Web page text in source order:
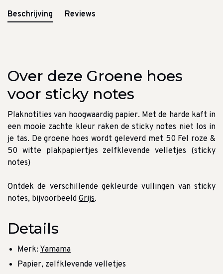
Beschrijving Reviews
Over deze Groene hoes
voor sticky notes
Plaknotities van hoogwaardig papier. Met de harde kaft in
een mooie zachte kleur raken de sticky notes niet los in
je tas. De groene hoes wordt geleverd met 50 Fel roze &
50 witte plakpapiertjes zelfklevende velletjes (sticky
notes)
Ontdek de verschillende gekleurde vullingen van sticky
notes, bijvoorbeeld Grijs.
Details
Merk: Yamama
Papier, zelfklevende velletjes